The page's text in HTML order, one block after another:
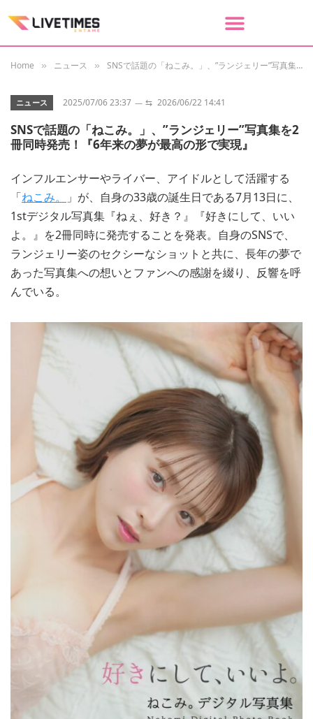
Home » ニュース » SNSで話題の「ねこみ。」、”ランジェリー”写真集を2冊同時発売！『6年来の夢が最高の形で実現』
ニュース 2025/07/06 23:37 ⇆ 2026/06/22 14:41
SNSで話題の「ねこみ。」、”ランジェリー”写真集を2
冊同時発売！『6年来の夢が最高の形で実現』
インフルエンサーやライバー、アイドルとして活躍する
「ねこみ。
」が、自身の33歳の誕生日である7月13日に、
1stデジタル写真集『ねぇ、好き？』『好きにして、いい
よ。』を2冊同時に発売することを発表。自身のSNSで、
ランジェリー姿のセクシーなショットと共に、長年の夢で
あった写真集への想いとファンへの感謝を綴り、反響を呼
んでいる。